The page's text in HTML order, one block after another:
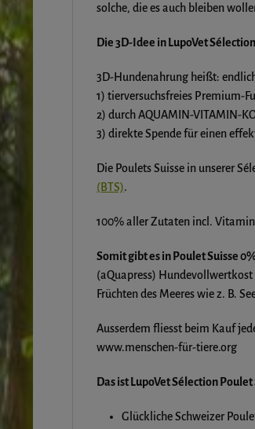
solche, die es auch bleiben
Die 3D-Idee in LupoVet
3D-Hundenahrung heißt:
1) tierversuchsfreies Premium-
2) durch AQUAMIN-VITAMIN-
3) direkte Spende für einen
Die Poulets Suisse in unserer
(BTS).
100% aller Zutaten incl.
Somit gibt es in Poulet Suisse
(aQuapress)
Früchten des Meeres wie z. B.
Ausserdem fliesst beim Kauf
www.menschen-für-tiere.org
Das ist LupoVet Sélection Poulet
Glückliche Schweizer